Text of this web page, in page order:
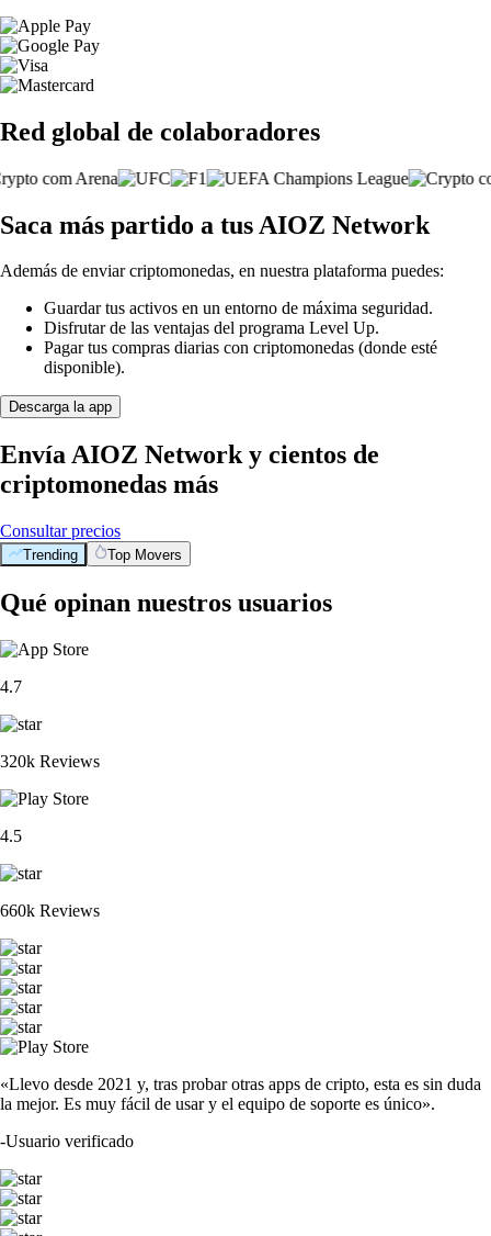
Red global de colaboradores
Saca más partido a tus AIOZ Network
Además de enviar criptomonedas, en nuestra plataforma puedes:
Guardar tus activos en un entorno de máxima seguridad.
Disfrutar de las ventajas del programa Level Up.
Pagar tus compras diarias con criptomonedas (donde esté
disponible).
Descarga la app
Envía AIOZ Network y cientos de
criptomonedas más
Consultar precios
Trending Top Movers
Qué opinan nuestros usuarios
4.7
320k Reviews
4.5
660k Reviews
«Llevo desde 2021 y, tras probar otras apps de cripto, esta es sin duda
la mejor. Es muy fácil de usar y el equipo de soporte es único».
-Usuario verificado